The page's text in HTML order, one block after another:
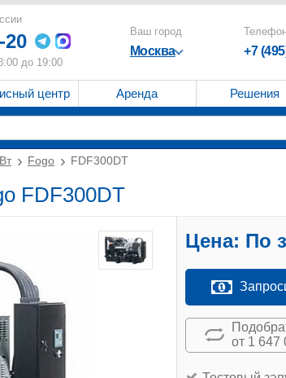
20
до 19:00
Ваш город
Москва +7
центр Аренда Решения
Fogo FDF300DT
FDF300DT
Цена: По
от 1 647